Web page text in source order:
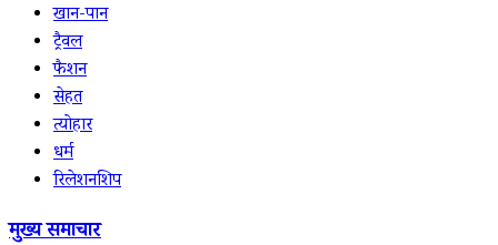
खान-पान
ट्रैवल
फैशन
सेहत
त्योहार
धर्म
रिलेशनशिप
मुख्य समाचार